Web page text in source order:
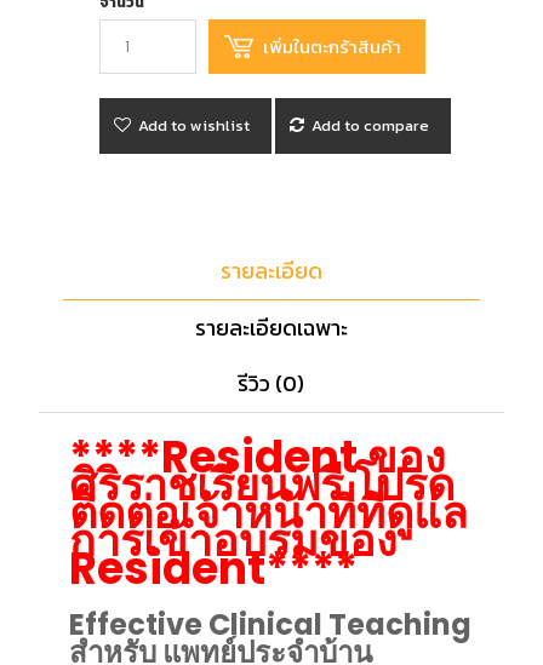
Add to wishlist Add to compare
รายละเอียด
รายละเอียดเฉพาะ
รีวิว (0)
****Resident ของ
ศิริราชเรียนฟรี โปรด
ติดต่อเจ้าหน้าที่ที่ดูแล
การเข้าอบรมของ
Resident****
Effective Clinical Teaching
สำหรับ แพทย์ประจำบ้าน